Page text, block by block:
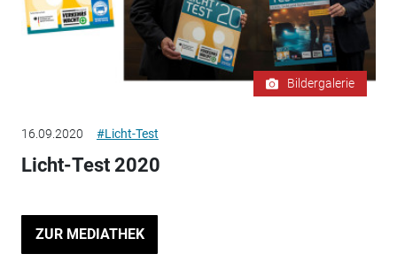
Bildergalerie
16.09.2020 #Licht-Test
Licht-Test 2020
ZUR MEDIATHEK